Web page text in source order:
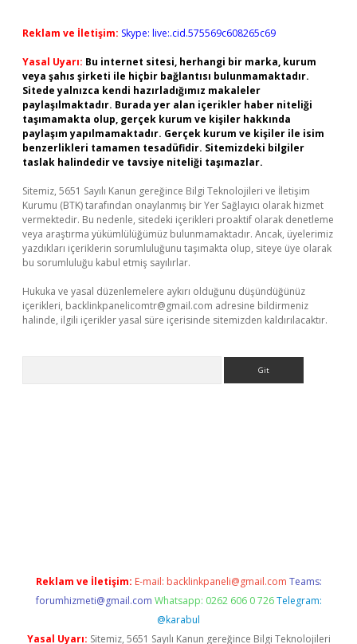
Reklam ve İletişim: Skype: live:.cid.575569c608265c69
Yasal Uyarı: Bu internet sitesi, herhangi bir marka, kurum
veya şahıs şirketi ile hiçbir bağlantısı bulunmamaktadır.
Sitede yalnızca kendi hazırladığımız makaleler
paylaşılmaktadır. Burada yer alan içerikler haber niteliği
taşımamakta olup, gerçek kurum ve kişiler hakkında
paylaşım yapılmamaktadır. Gerçek kurum ve kişiler ile isim
benzerlikleri tamamen tesadüfidir. Sitemizdeki bilgiler
taslak halindedir ve tavsiye niteliği taşımazlar.
Sitemiz, 5651 Sayılı Kanun gereğince Bilgi Teknolojileri ve İletişim
Kurumu (BTK) tarafından onaylanmış bir Yer Sağlayıcı olarak hizmet
vermektedir. Bu nedenle, sitedeki içerikleri proaktif olarak denetleme
veya araştırma yükümlülüğümüz bulunmamaktadır. Ancak, üyelerimiz
yazdıkları içeriklerin sorumluluğunu taşımakta olup, siteye üye olarak
bu sorumluluğu kabul etmiş sayılırlar.
Hukuka ve yasal düzenlemelere aykırı olduğunu düşündüğünüz
içerikleri, backlinkpanelicomtr@gmail.com adresine bildirmeniz
halinde, ilgili içerikler yasal süre içerisinde sitemizden kaldırılacaktır.
Reklam ve İletişim: E-mail: backlinkpaneli@gmail.com Teams:
forumhizmeti@gmail.com Whatsapp: 0262 606 0 726 Telegram:
@karabul
Yasal Uyarı: Sitemiz, 5651 Sayılı Kanun gereğince Bilgi Teknolojileri